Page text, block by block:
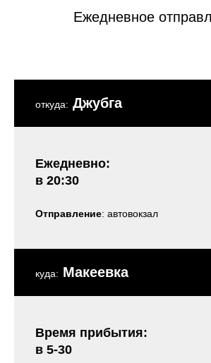
Ежедневное
откуда: Джубга
Ежедневно:
в 20:30
Отправление: автовокзал
куда: Макеевка
Время прибытия:
в 5-30